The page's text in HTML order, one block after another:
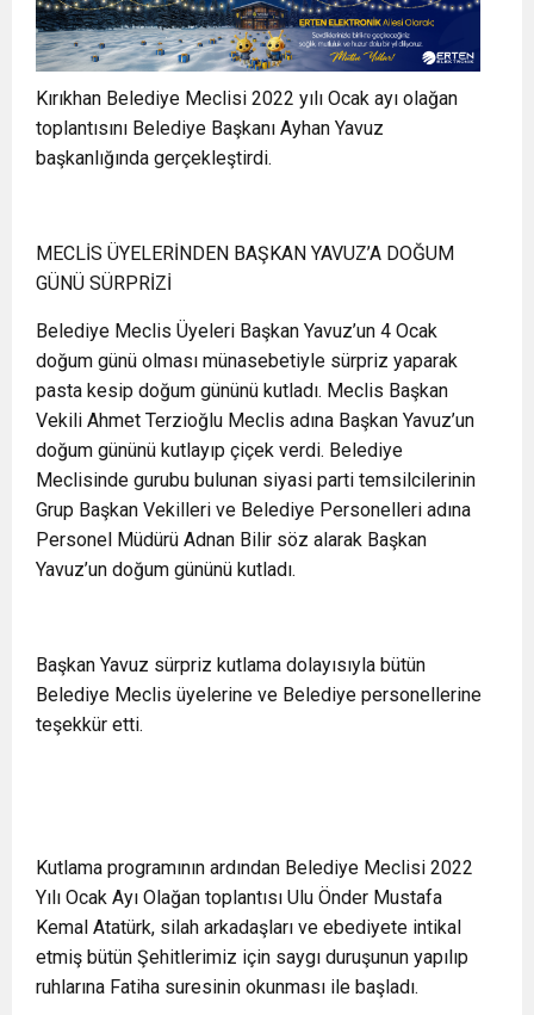
Kırıkhan Belediye Meclisi 2022 yılı Ocak ayı olağan
toplantısını Belediye Başkanı Ayhan Yavuz
başkanlığında gerçekleştirdi.
MECLİS ÜYELERİNDEN BAŞKAN YAVUZ’A DOĞUM
GÜNÜ SÜRPRİZİ
Belediye Meclis Üyeleri Başkan Yavuz’un 4 Ocak
doğum günü olması münasebetiyle sürpriz yaparak
pasta kesip doğum gününü kutladı. Meclis Başkan
Vekili Ahmet Terzioğlu Meclis adına Başkan Yavuz’un
doğum gününü kutlayıp çiçek verdi. Belediye
Meclisinde gurubu bulunan siyasi parti temsilcilerinin
Grup Başkan Vekilleri ve Belediye Personelleri adına
Personel Müdürü Adnan Bilir söz alarak Başkan
Yavuz’un doğum gününü kutladı.
Başkan Yavuz sürpriz kutlama dolayısıyla bütün
Belediye Meclis üyelerine ve Belediye personellerine
teşekkür etti.
Kutlama programının ardından Belediye Meclisi 2022
Yılı Ocak Ayı Olağan toplantısı Ulu Önder Mustafa
Kemal Atatürk, silah arkadaşları ve ebediyete intikal
etmiş bütün Şehitlerimiz için saygı duruşunun yapılıp
ruhlarına Fatiha suresinin okunması ile başladı.